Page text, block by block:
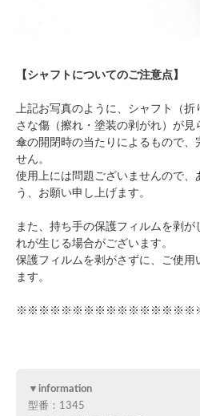
【シャフトについてのご注意点】
上記お写真のように、シャフト（
さな傷（擦れ・塗装の剥がれ）が見
傘の開閉時の当たりによるもので、
せん。
使用上には問題ございませんので、
う、お願い申し上げます。
また、持ち手の保護フィルムを剥
れが生じる場合がございます。
保護フィルムを剥がさずに、ご使用
ます。
▼information
型番：1345